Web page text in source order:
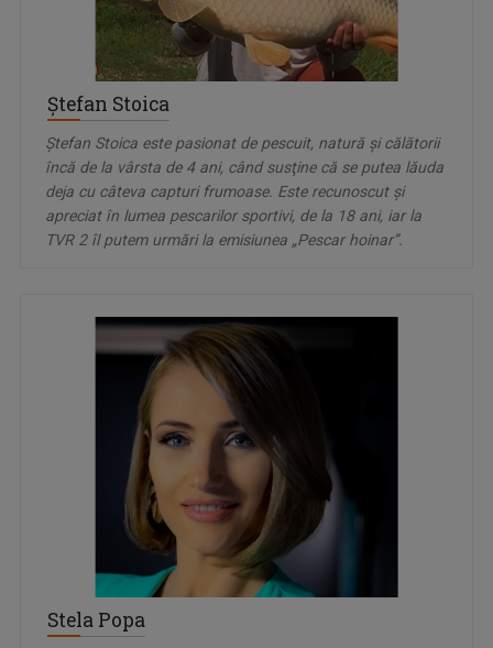
Ștefan Stoica
Ștefan Stoica este pasionat de pescuit, natură şi călătorii
încă de la vârsta de 4 ani, când susţine că se putea lăuda
deja cu câteva capturi frumoase. Este recunoscut şi
apreciat în lumea pescarilor sportivi, de la 18 ani, iar la
TVR 2 îl putem urmări la emisiunea „Pescar hoinar”.
Stela Popa